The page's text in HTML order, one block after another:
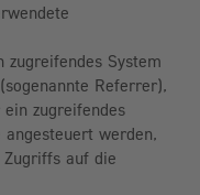
System
Referrer),
zugreifendes
werden,
Zugriffs auf die